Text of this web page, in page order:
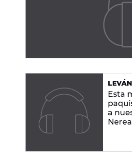
Esta
a